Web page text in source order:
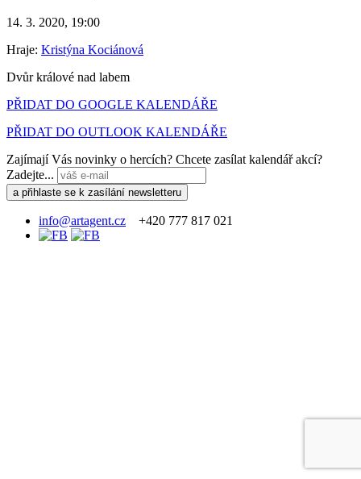
14. 3. 2020, 19:00
Hraje: Kristýna Kociánová
Dvůr králové nad labem
PŘIDAT DO GOOGLE KALENDÁŘE
PŘIDAT DO OUTLOOK KALENDÁŘE
Zajímají Vás novinky o hercích? Chcete zasílat kalendář akcí?
Zadejte...
info@artagent.cz +420 777 817 021